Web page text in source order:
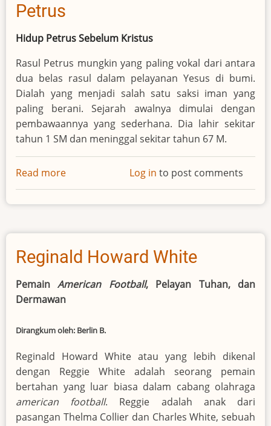
Petrus
Hidup Petrus Sebelum Kristus
Rasul Petrus mungkin yang paling vokal dari antara
dua belas rasul dalam pelayanan Yesus di bumi.
Dialah yang menjadi salah satu saksi iman yang
paling berani. Sejarah awalnya dimulai dengan
pembawaannya yang sederhana. Dia lahir sekitar
tahun 1 SM dan meninggal sekitar tahun 67 M.
Read more
Petrus
Log in to post comments
Reginald Howard White
PemainAmerican Football, Pelayan Tuhan, dan
Dermawan
Dirangkum oleh: Berlin B.
Reginald Howard White atau yang lebih dikenal
dengan Reggie White adalah seorang pemain
bertahan yang luar biasa dalam cabang olahraga
american football. Reggie adalah anak dari
pasangan Thelma Collier dan Charles White, sebuah